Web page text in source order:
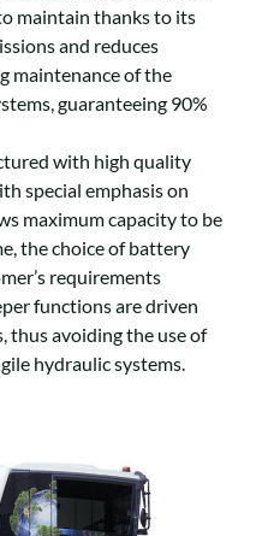
maintain thanks to its
and reduces
maintenance of the
guaranteeing 90%
with high quality
special emphasis on
maximum capacity to be
the choice of battery
requirements
functions are driven
thus avoiding the use of
hydraulic systems.